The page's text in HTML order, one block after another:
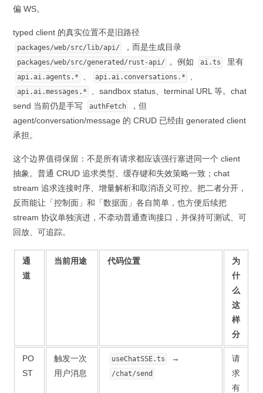
偏 WS。
typed client 的真实位置不是旧路径
packages/web/src/lib/api/ ，而是生成目录
packages/web/src/generated/rust-api/ 。例如 ai.ts 里有
api.ai.agents.* api.ai.conversations.*
api.ai.messages.*
、sandbox status、terminal URL 等。chat
send 当前仍是手写
authFetch
，但
agent/conversation/message 的 CRUD 已经由 generated client
承担。
这个边界值得保留：不是所有请求都应该强行塞进同一个 client
抽象。普通 CRUD 追求类型、缓存键和失效策略一致；chat
stream 追求连接时序、增量解析和取消语义可控。把二者分开，
反而能让「控制面」和「数据面」各自简单，也方便后续把
stream 协议单独演进，不牵动普通查询接口，并保持可测试、可
回放、可追踪。
通
道
当前用途 代码位置
为
什
么
这
样
分
PO
ST
触发一次
用户消息
useChatSSE.ts →
/chat/send
请
求
有